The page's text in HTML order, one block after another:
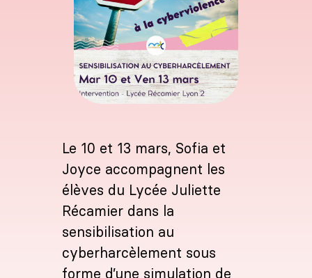
Le 10 et 13 mars, Sofia et
Joyce accompagnent les
élèves du Lycée Juliette
Récamier dans la
sensibilisation au
cyberharcèlement sous
forme d’une simulation de